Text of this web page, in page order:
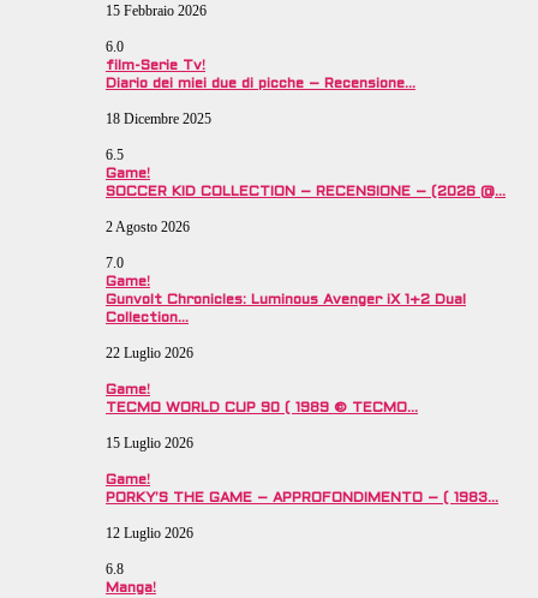
15 Febbraio 2026
6.0
film-Serie Tv!
Diario dei miei due di picche – Recensione…
18 Dicembre 2025
6.5
Game!
SOCCER KID COLLECTION – RECENSIONE – (2026 @…
2 Agosto 2026
7.0
Game!
Gunvolt Chronicles: Luminous Avenger iX 1+2 Dual
Collection…
22 Luglio 2026
Game!
TECMO WORLD CUP 90 ( 1989 © TECMO…
15 Luglio 2026
Game!
PORKY’S THE GAME – APPROFONDIMENTO – ( 1983…
12 Luglio 2026
6.8
Manga!